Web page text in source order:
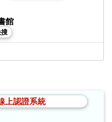
館
上認證系統